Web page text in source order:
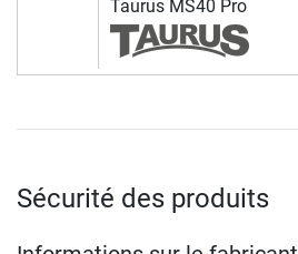
Taurus MS40 Pro
Sécurité des produits